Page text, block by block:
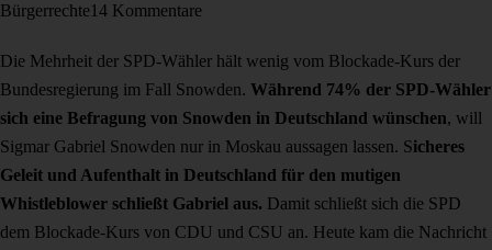
Bürgerrechte14 Kommentare
Die Mehrheit der SPD-Wähler hält wenig vom Blockade-Kurs der
Bundesregierung im Fall Snowden. Während 74% der SPD-Wähler
sich eine Befragung von Snowden in Deutschland wünschen, will
Sigmar Gabriel Snowden nur in Moskau aussagen lassen. Sicheres
Geleit und Aufenthalt in Deutschland für den mutigen
Whistleblower schließt Gabriel aus. Damit schließt sich die SPD
dem Blockade-Kurs von CDU und CSU an. Heute kam die Nachricht